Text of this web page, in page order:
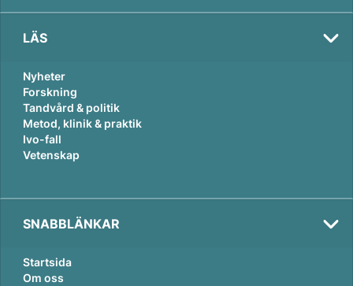
LÄS
Nyheter
Forskning
Tandvård & politik
Metod, klinik & praktik
Ivo-fall
Vetenskap
SNABBLÄNKAR
Startsida
Om oss